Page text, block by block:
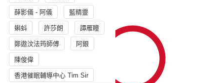
薛影儀 - 阿儀 藍精靈
蝌蚪 許莎朗 譚雁瞳
鄭遨汶法筠師傅 阿銀
陳俊偉
香港催眠輔導中心 Tim Sir